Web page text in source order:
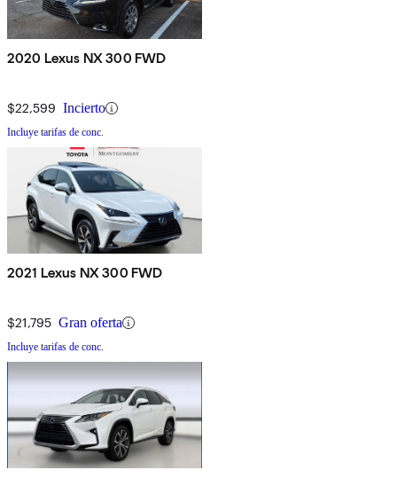
2020 Lexus NX 300 FWD
$22,599 Incierto
Incluye tarifas de conc.
2021 Lexus NX 300 FWD
$21,795 Gran oferta
Incluye tarifas de conc.